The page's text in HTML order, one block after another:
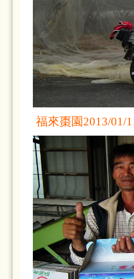
福來棗園2013/01/